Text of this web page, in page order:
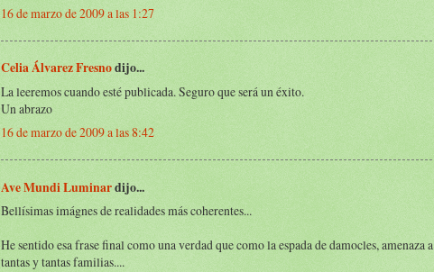
16 de marzo de 2009 a las 1:27
Celia Álvarez Fresnodijo...
La leeremos cuando esté publicada. Seguro que será un éxito.
Un abrazo
16 de marzo de 2009 a las 8:42
Ave Mundi Luminardijo...
Bellísimas imágnes de realidades más coherentes...
He sentido esa frase final como una verdad que como la espada de damocles, amenaza a
tantas y tantas familias....